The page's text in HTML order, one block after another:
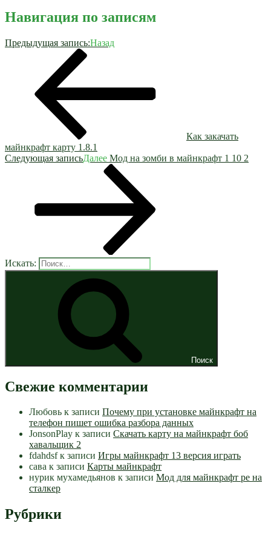
Навигация по записям
Предыдущая запись:Назад
Как закачать
майнкрафт карту 1.8.1
Следующая записьДалее Мод на зомби в майнкрафт 1 10 2
Искать:
Поиск
Свежие комментарии
Любовь к записи Почему при установке майнкрафт на
телефон пишет ошибка разбора данных
JonsonPlay к записи Скачать карту на майнкрафт боб
хавальщик 2
fdahdsfк записи Игры майнкрафт 13 версия играть
сава к записи Карты майнкрафт
нурик мухамедьянов к записи Мод для майнкрафт pe на
сталкер
Рубрики